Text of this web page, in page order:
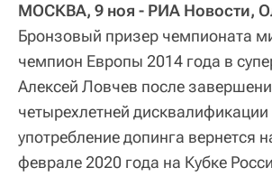
МОСКВА, 9 ноя - РИА Новости,
Бронзовый призер чемпионата
чемпион Европы 2014 года в
Алексей Ловчев после
четырехлетней дисквалификации
употребление допинга вернется
феврале 2020 года на Кубке